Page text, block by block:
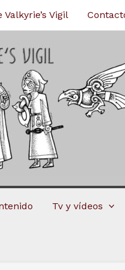
Vigil
Tv y vídeos